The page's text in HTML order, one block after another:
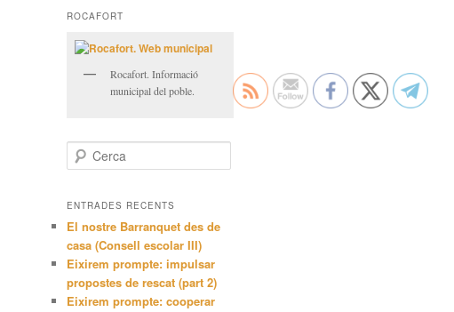
ROCAFORT
Rocafort. Informació
municipal del poble.
e
c
ENTRADES RECENTS
El nostre Barranquet des de
casa (Consell escolar III)
Eixirem prompte: impulsar
propostes de rescat (part 2)
Eixirem prompte: cooperar